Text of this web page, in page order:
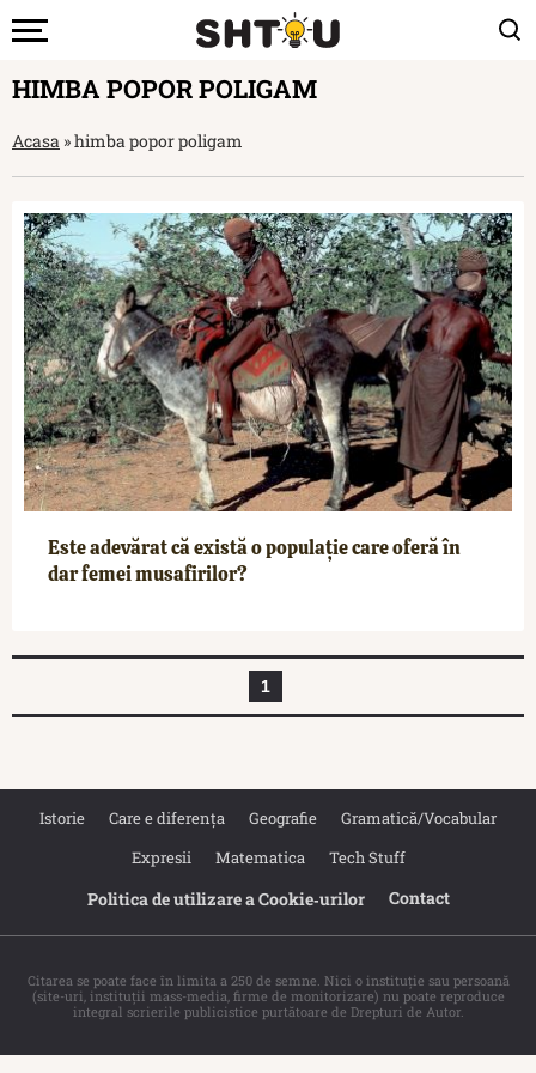
HIMBA POPOR POLIGAM
Acasa »himba popor poligam
Este adevărat că există o populație care oferă în
dar femei musafirilor?
1
Istorie Care e diferența Geografie
Gramatică/Vocabular
Expresii
Matematica Tech Stuff
Politica de utilizare a Cookie‐urilor Contact
Citarea se poate face în limita a 250 de semne. Nici o instituţie sau persoană
(site-uri, instituţii mass-media, firme de monitorizare) nu poate reproduce
integral scrierile publicistice purtătoare de Drepturi de Autor.